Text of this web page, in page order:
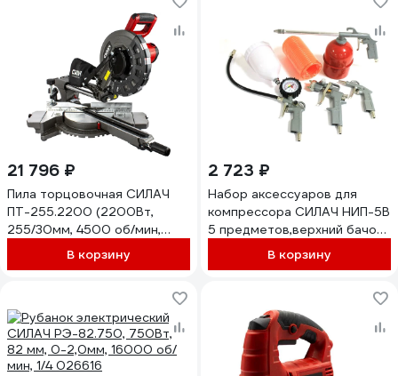
21 796 ₽
Пила торцовочная СИЛАЧ
ПТ-255.2200 (2200Вт,
255/30мм, 4500 об/мин,
угол повор 45/наклон 45)
В корзину
2 723 ₽
Набор аксессуаров для
компрессора СИЛАЧ НИП-5В
5 предметов,верхний бачок
(1/10) 026472В корзину